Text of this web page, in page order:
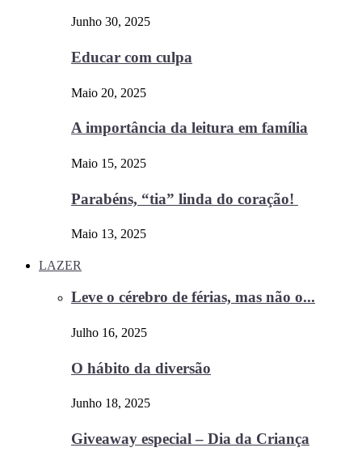
Junho 30, 2025
Educar com culpa
Maio 20, 2025
A importância da leitura em família
Maio 15, 2025
Parabéns, “tia” linda do coração!
Maio 13, 2025
LAZER
Leve o cérebro de férias, mas não o...
Julho 16, 2025
O hábito da diversão
Junho 18, 2025
Giveaway especial – Dia da Criança